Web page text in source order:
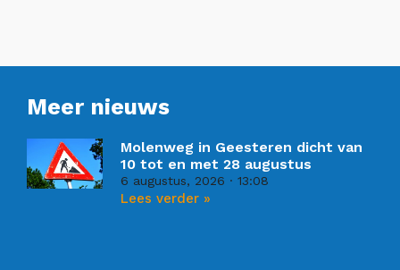
Meer nieuws
Molenweg in Geesteren dicht van
10 tot en met 28 augustus
6 augustus, 2026 13:08
Lees verder »